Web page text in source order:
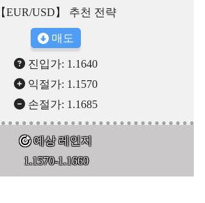
【EUR/USD】 추천 전략
매도
진입가: 1.1640
익절가: 1.1570
손절가: 1.1685
예상 레인지
1.1570-1.1660